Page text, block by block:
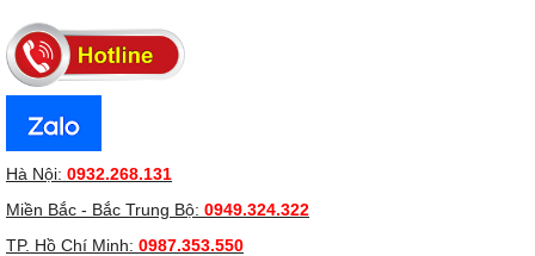
Hà Nội: 0932.268.131
Miền Bắc - Bắc Trung Bộ: 0949.324.322
TP. Hồ Chí Minh: 0987.353.550